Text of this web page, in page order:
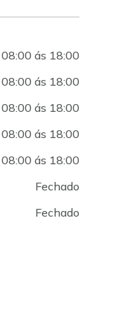
ás 18:00
ás 18:00
ás 18:00
ás 18:00
ás 18:00
Fechado
Fechado